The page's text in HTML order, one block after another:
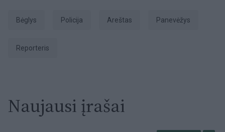
bėglys Policija areštas Panevėžys
Reporteris
Naujausi įrašai